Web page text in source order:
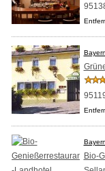
Bayern
Bayern
Bio-